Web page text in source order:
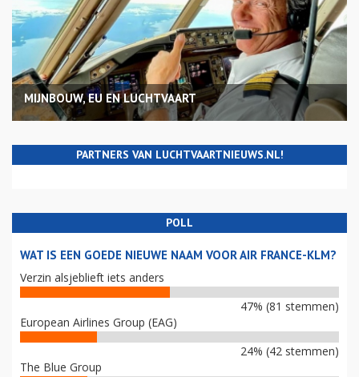
MIJNBOUW, EU EN LUCHTVAART
PARTNERS VAN LUCHTVAARTNIEUWS.NL!
POLL
WAT IS EEN GOEDE NIEUWE NAAM VOOR AIR FRANCE-KLM?
Verzin alsjeblieft iets anders
47% (81 stemmen)
European Airlines Group (EAG)
24% (42 stemmen)
The Blue Group